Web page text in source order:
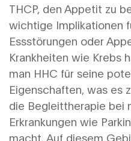
THCP, den Appetit zu
wichtige Implikationen
Essstörungen oder
Krankheiten wie Krebs
man HHC für seine
Eigenschaften, was es
die Begleittherapie bei
Erkrankungen wie
macht. Auf diesem